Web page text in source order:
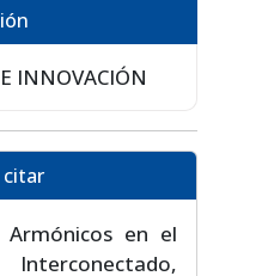
INNOVACIÓN
citar
Armónicos en el